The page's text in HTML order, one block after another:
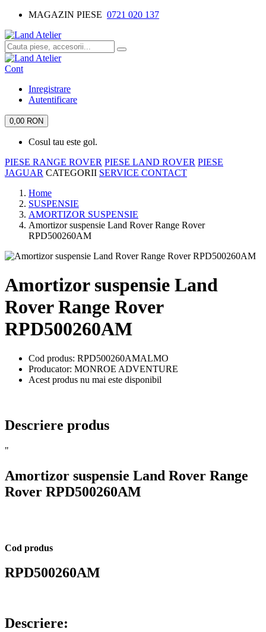
MAGAZIN PIESE 0721 020 137
Cont
Inregistrare
Autentificare
0,00 RON
Cosul tau este gol.
PIESE RANGE ROVER PIESE LAND ROVER PIESE
JAGUAR CATEGORII SERVICE CONTACT
Home
SUSPENSIE
AMORTIZOR SUSPENSIE
Amortizor suspensie Land Rover Range Rover
RPD500260AM
Amortizor suspensie Land
Rover Range Rover
RPD500260AM
Cod produs: RPD500260AMALMO
Producator: MONROE ADVENTURE
Acest produs nu mai este disponibil
Descriere produs
"
Amortizor suspensie Land Rover Range
Rover RPD500260AM
Cod produs
RPD500260AM
Descriere: